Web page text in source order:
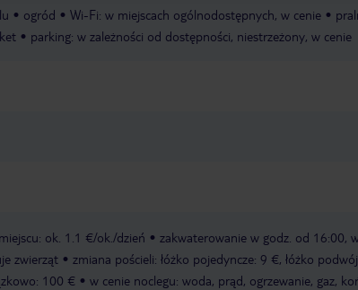
ogród Wi-Fi: w miejscach ogólnodostępnych, w cenie
parking: w zależności od dostępności, niestrzeżony, w cenie
ok. 1.1 €/ok./dzień
zakwaterowanie w godz. od 16:00,
zwierząt
zmiana pościeli: łóżko pojedyncze: 9 €, łóżko
100 €
w cenie noclegu: woda, prąd, ogrzewanie, gaz,